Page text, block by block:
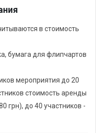
в стоимость
бумага для флипчартов
мероприятия до 20
стоимость аренды
грн), до 40 участников -